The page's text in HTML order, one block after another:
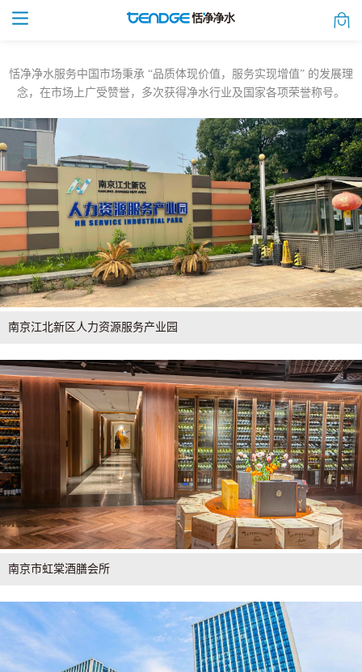
恬净净水服务中国市场秉承 “品质体现价值，服务实现增值” 的发展理
念，在市场上广受赞誉， 多次获得净水行业及国家各项荣誉称号。
南京江北新区人力资源服务产业园
南京市虹棠酒膳会所